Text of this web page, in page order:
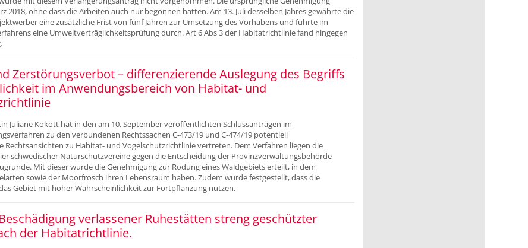
2018, ohne dass die Arbeiten auch nur begonnen hatten. Am 13. Juli desselben Jahres gewährte die
eine zusätzliche Frist von fünf Jahren zur Umsetzung des Vorhabens und führte im
eine Umweltverträglichkeitsprüfung durch. Art 6 Abs 3 der Habitatrichtlinie fand hingegen
Zerstörungsverbot – differenzierende Auslegung des Begriffs
im Anwendungsbereich von Habitat- und
Juliane Kokott hat in den am 10. September veröffentlichten Schlussanträgen im
zu den verbundenen Rechtssachen C-473/19 und C-474/19 potentiell
Rechtsansichten zu Habitat- und Vogelschutzrichtlinie vertreten. Dem Verfahren liegen die
schwedischer Naturschutzvereine gegen die Entscheidung der Provinzverwaltungsbehörde
Mit dieser wurde die Genehmigung zur Rodung eines Waldgebiets erteilt, in dem
sowie der Moorfrosch ihren Lebensraum haben. Zudem wurde festgestellt, dass die
Gebiet mit hoher Wahrscheinlichkeit zur Fortpflanzung nutzen.
verlassener Ruhestätten streng geschützter
der Habitatrichtlinie.